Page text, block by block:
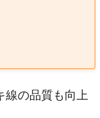
線の品質も向上